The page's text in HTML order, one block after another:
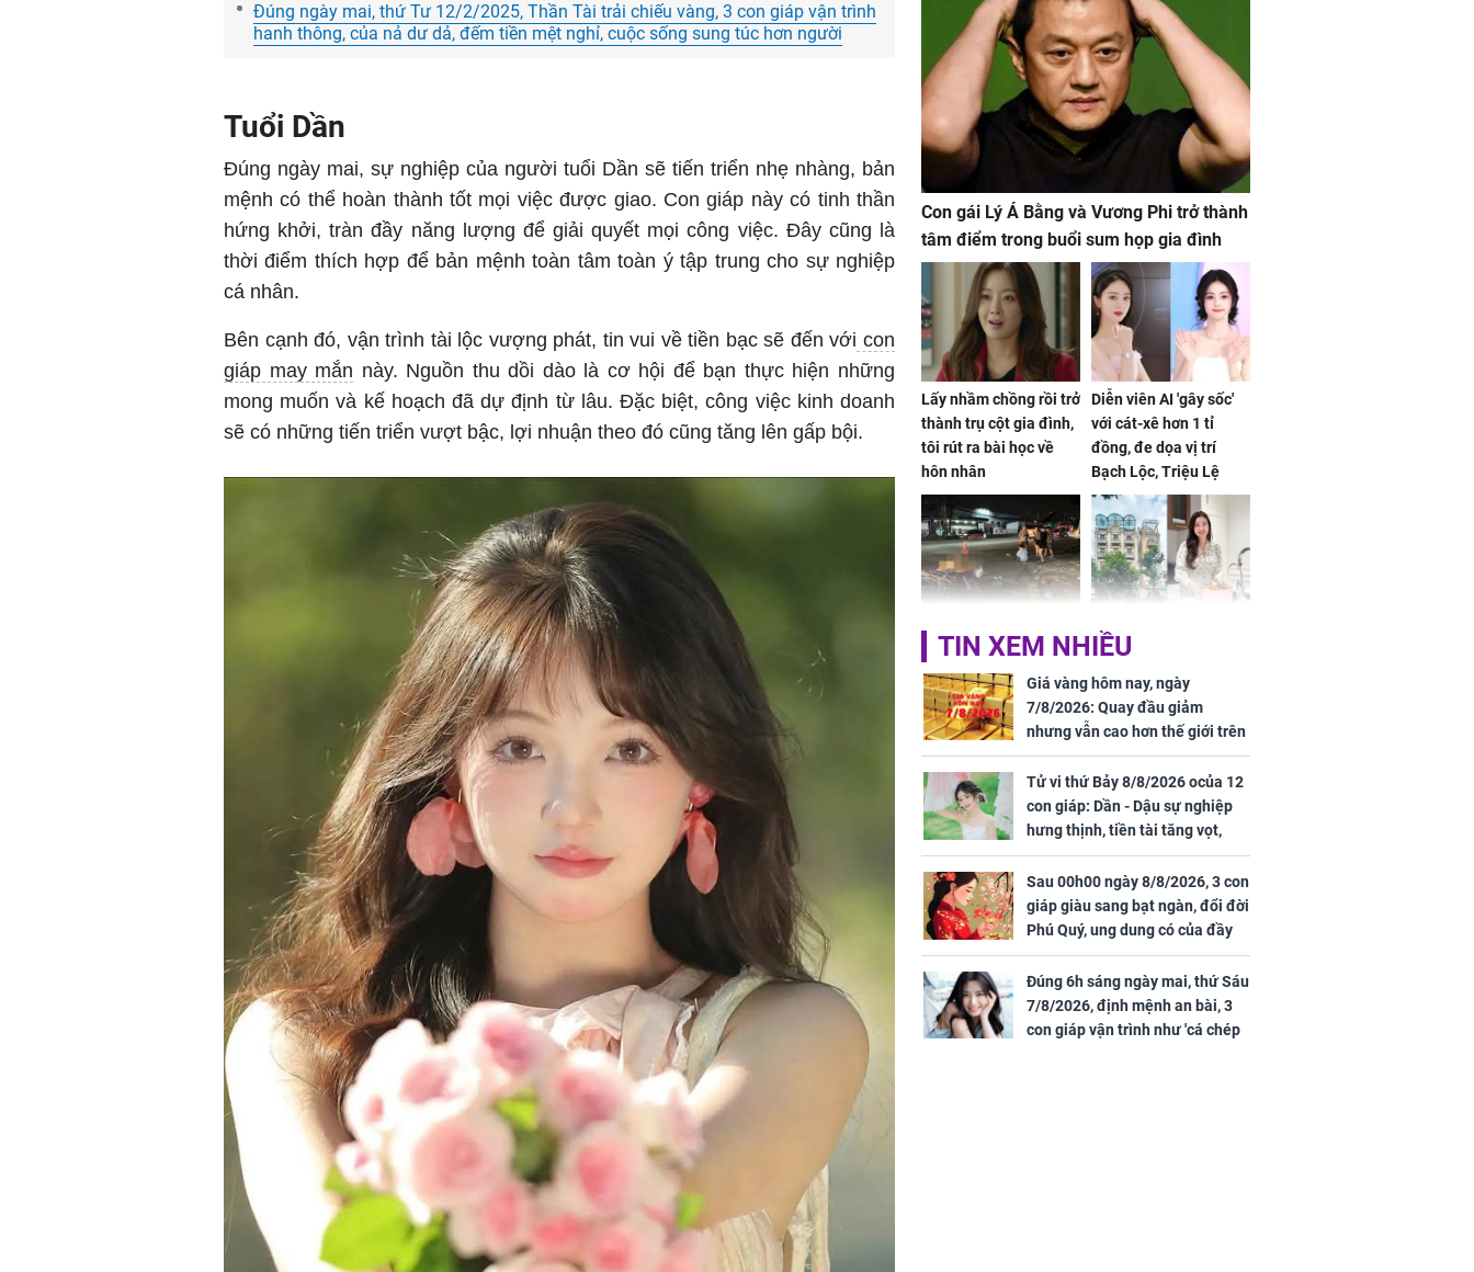
Đúng ngày mai, thứ Tư 12/2/2025, Thần Tài trải chiếu vàng, 3 con giáp vận trình
hanh thông, của nả dư dả, đếm tiền mệt nghỉ, cuộc sống sung túc hơn người
Tuổi Dần
Đúng ngày mai, sự nghiệp của người tuổi Dần sẽ tiến triển nhẹ nhàng, bản
mệnh có thể hoàn thành tốt mọi việc được giao. Con giáp này có tinh thần
hứng khởi, tràn đầy năng lượng để giải quyết mọi công việc. Đây cũng là
thời điểm thích hợp để bản mệnh toàn tâm toàn ý tập trung cho sự nghiệp
cá nhân.
Bên cạnh đó, vận trình tài lộc vượng phát, tin vui về tiền bạc sẽ đến với con
giáp may mắn này. Nguồn thu dồi dào là cơ hội để bạn thực hiện những
mong muốn và kế hoạch đã dự định từ lâu. Đặc biệt, công việc kinh doanh
sẽ có những tiến triển vượt bậc, lợi nhuận theo đó cũng tăng lên gấp bội.
Con gái Lý Á Bằng và Vương Phi trở thành
tâm điểm trong buổi sum họp gia đình
Lấy nhầm chồng rồi trở
thành trụ cột gia đình,
tôi rút ra bài học về
hôn nhân
Diễn viên AI 'gây sốc'
với cát-xê hơn 1 tỉ
đồng, đe dọa vị trí
Bạch Lộc, Triệu Lệ
Dĩnh
TP.HCM: Nữ công nhân
tử vong trên đường đi
làm về trong khu công
nghiệp Sóng Thần
Đỗ Mỹ Linh hé lộ góc
bếp chill của nhà mới -
cạnh biệt thự bầu Hiển
Sau 00h00 ngày
8/8/2026, 3 con giáp
giàu sang bạt ngàn,
đổi đời Phú Quý, ung
dung có của đầy nhà,
ngày càng hưng thịnh
sung túc
TIN XEM NHIỀU
Giá vàng hôm nay, ngày
7/8/2026: Quay đầu giảm
nhưng vẫn cao hơn thế giới trên
7 triệu đồng
Tử vi thứ Bảy 8/8/2026 ocủa 12
con giáp: Dần - Dậu sự nghiệp
hưng thịnh, tiền tài tăng vọt,
Mão - Thân công việc bất trắc,
tiền mất tật mang
Sau 00h00 ngày 8/8/2026, 3 con
giáp giàu sang bạt ngàn, đổi đời
Phú Quý, ung dung có của đầy
nhà, ngày càng hưng thịnh sung
túc
Đúng 6h sáng ngày mai, thứ Sáu
7/8/2026, định mệnh an bài, 3
con giáp vận trình như 'cá chép